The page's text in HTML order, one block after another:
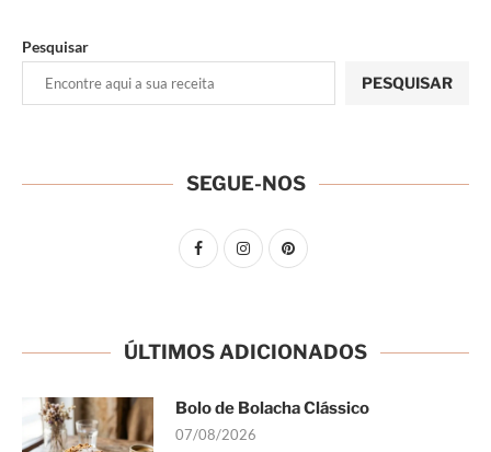
Pesquisar
PESQUISAR
SEGUE-NOS
ÚLTIMOS ADICIONADOS
Bolo de Bolacha Clássico
07/08/2026